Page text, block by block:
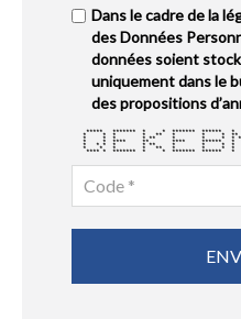
Dans le cadre de la
des Données
données soient
uniquement dans le
des propositions
***** ******* * * ******* ******
* * * * ** * * *
* * * * ** * * * *
* * **** ** **** ****** *
* * * * * ** * * * *
* * * * ** * * * *
**** * ******* * * ******* ******